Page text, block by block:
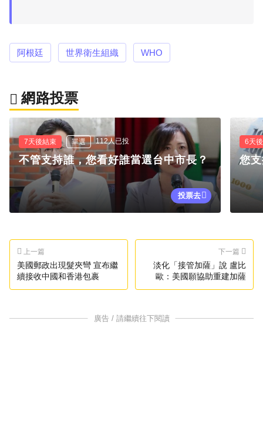
阿根廷 世界衛生組織 WHO
網路投票
7天後結束 單選 112人已投
不管支持誰，您看好誰當選台中市長？
投票去
6天
您
上一篇
美國郵政出現髮夾彎 宣布繼
續接收中國和香港包裹
下一篇
淡化「接管加薩」說 盧比
歐：美國願協助重建加薩
廣告 / 請繼續往下閱讀